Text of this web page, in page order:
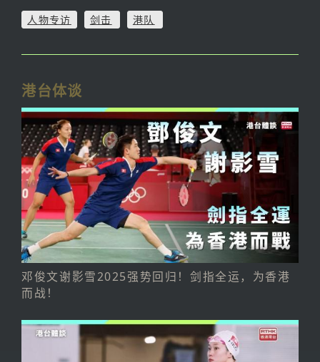
人物专访 剑击 港队
港台体谈
邓俊文谢影雪2025强势回归！剑指全运，为香港
而战！